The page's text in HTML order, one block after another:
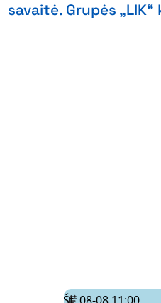
Št. 08-08 11:00
savaitė. Grupės